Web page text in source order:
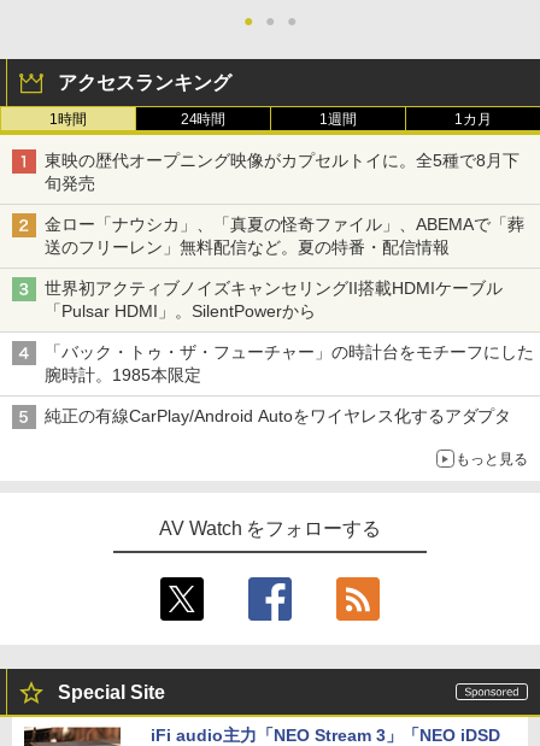
● ● ●
アクセスランキング
1時間 24時間 1週間 1カ月
東映の歴代オープニング映像がカプセルトイに。全5種で8月下
旬発売
金ロー「ナウシカ」、「真夏の怪奇ファイル」、ABEMAで「葬
送のフリーレン」無料配信など。夏の特番・配信情報
世界初アクティブノイズキャンセリングII搭載HDMIケーブル
「Pulsar HDMI」。SilentPowerから
「バック・トゥ・ザ・フューチャー」の時計台をモチーフにした
腕時計。1985本限定
純正の有線CarPlay/Android Autoをワイヤレス化するアダプタ
もっと見る
AV Watch をフォローする
Special Site
iFi audio主力「NEO Stream 3」「NEO iDSD